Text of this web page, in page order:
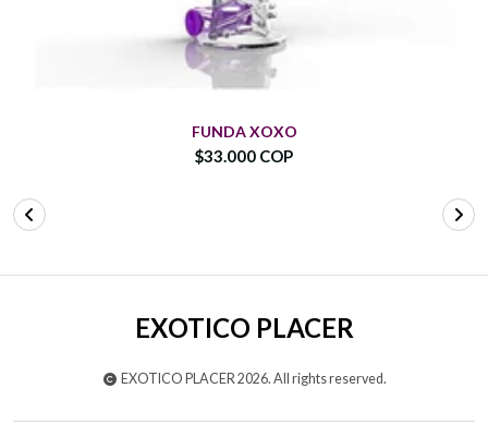
FUNDA XOXO
$33.000 COP
EXOTICO PLACER
EXOTICO PLACER 2026. All rights reserved.